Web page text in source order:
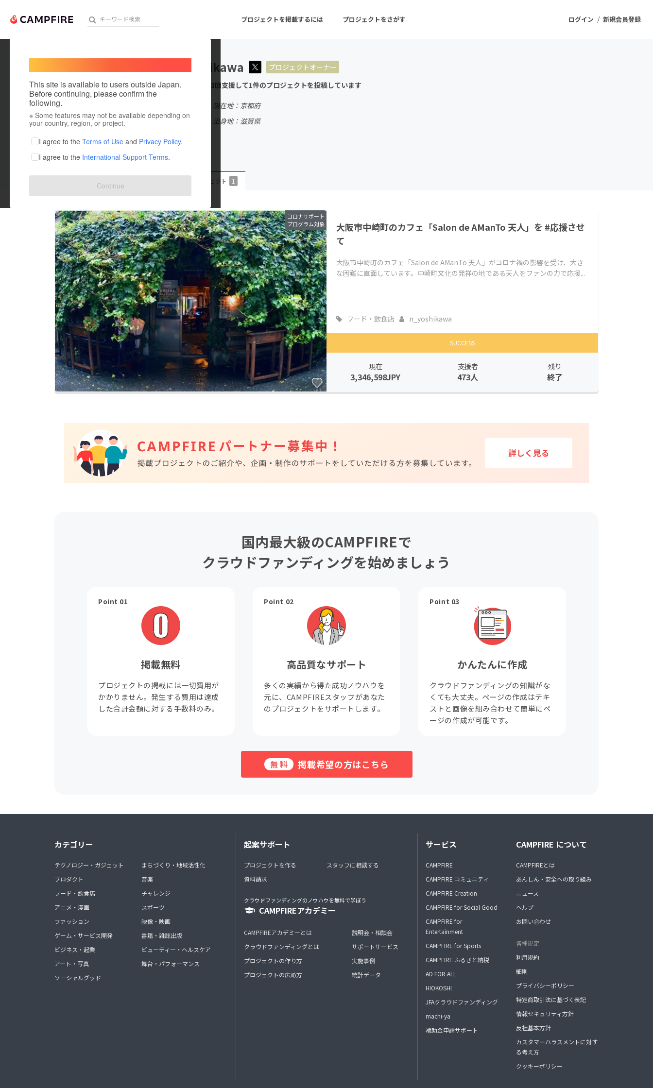
ログイン / 新規会員登録
プロジェクトを掲載するには プロジェクトをさがす
人気のプロジェクト 注目のリターン 注目の新着プロジェクト
アート・写真 音楽
テクノロジー・ガジェット
映像・映画
ビジネス・起業
チャレンジ
まちづくり・地域活性化
CAMPFIRE for Social Good
CAMPFIRE Creation
CAMPFIREふるさと納税
machi-ya
This site is available to users outside Japan.
Before continuing, please confirm the
following.
※ Some features may not be available depending on
your country, region, or project.
I agree to the Terms of Use and Privacy Policy.
I agree to the International Support Terms.
Continue
n_yoshikawa
プロジェクトオーナー
これまでに3回支援して1件のプロジェクトを投稿しています
現在地：京都府
出身国：日本
出身地：滋賀県
プロジェクト 1
コロナサポート
プログラム対象
大阪市中崎町のカフェ「Salon de AManTo 天人」を #応援させ
て
大阪市中崎町のカフェ「Salon de AManTo 天人」がコロナ禍の影響を受け、大き
な困難に直面しています。中崎町文化の発祥の地である天人をファンの力で応援...
フード・飲食店 n_yoshikawa
SUCCESS
現在
3,346,598JPY
支援者
473人
残り
終了
国内最大級のCAMPFIREで
クラウドファンディングを始めましょう
Point 01
掲載無料
プロジェクトの掲載には一切費用が
かかりません。発生する費用は達成
した合計金額に対する手数料のみ。
Point 02
高品質なサポート
多くの実績から得た成功ノウハウを
元に、CAMPFIREスタッフがあなた
のプロジェクトをサポートします。
Point 03
かんたんに作成
クラウドファンディングの知識がな
くても大丈夫。ページの作成はテキ
ストと画像を組み合わせて簡単にペ
ージの作成が可能です。
無料 掲載希望の方はこちら
カテゴリー
テクノロジー・ガジェット
プロダクト
フード・飲食店
アニメ・漫画
ファッション
ゲーム・サービス開発
ビジネス・起業
アート・写真
ソーシャルグッド
まちづくり・地域活性化
音楽
チャレンジ
スポーツ
映像・映画
書籍・雑誌出版
ビューティー・ヘルスケア
舞台・パフォーマンス
起案サポート
プロジェクトを作る
資料請求
スタッフに相談する
クラウドファンディングのノウハウを無料で学ぼう
CAMPFIREアカデミー
CAMPFIREアカデミーとは
クラウドファンディングとは
プロジェクトの作り方
プロジェクトの広め方
説明会・相談会
サポートサービス
実施事例
統計データ
サービス
CAMPFIRE
CAMPFIRE コミュニティ
CAMPFIRE Creation
CAMPFIRE for Social Good
CAMPFIRE for
Entertainment
CAMPFIRE for Sports
CAMPFIRE ふるさと納税
AD FOR ALL
HIOKOSHI
JFAクラウドファンディング
machi-ya
補助金申請サポート
CAMPFIRE について
CAMPFIREとは
あんしん・安全への取り組み
ニュース
ヘルプ
お問い合わせ
各種規定
利用規約
細則
プライバシーポリシー
特定商取引法に基づく表記
情報セキュリティ方針
反社基本方針
カスタマーハラスメントに対す
る考え方
クッキーポリシー